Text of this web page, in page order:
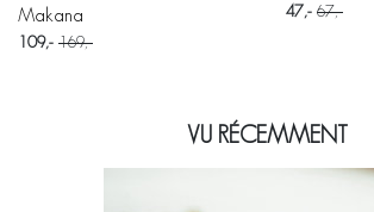
Makana
109 169
47 67
VU RÉCEMMENT